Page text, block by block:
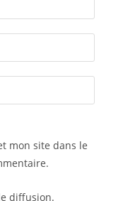
mon site dans le
diffusion.